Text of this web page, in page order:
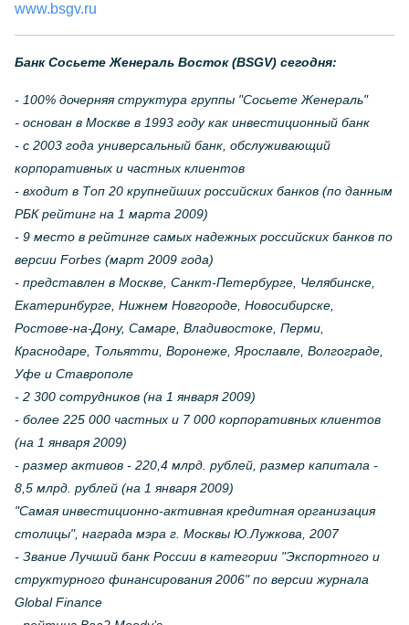
www.bsgv.ru
Банк Сосьете Женераль Восток (BSGV) сегодня:
- 100% дочерняя структура группы "Сосьете Женераль"
- основан в Москве в 1993 году как инвестиционный банк
- с 2003 года универсальный банк, обслуживающий
корпоративных и частных клиентов
- входит в Топ 20 крупнейших российских банков (по данным
РБК рейтинг на 1 марта 2009)
- 9 место в рейтинге самых надежных российских банков по
версии Forbes (март 2009 года)
- представлен в Москве, Санкт-Петербурге, Челябинске,
Екатеринбурге, Нижнем Новгороде, Новосибирске,
Ростове-на-Дону, Самаре, Владивостоке, Перми,
Краснодаре, Тольятти, Воронеже, Ярославле, Волгограде,
Уфе и Ставрополе
- 2 300 сотрудников (на 1 января 2009)
- более 225 000 частных и 7 000 корпоративных клиентов
(на 1 января 2009)
- размер активов - 220,4 млрд. рублей, размер капитала -
8,5 млрд. рублей (на 1 января 2009)
"Самая инвестиционно-активная кредитная организация
столицы", награда мэра г. Москвы Ю.Лужкова, 2007
- Звание Лучший банк России в категории "Экспортного и
структурного финансирования 2006" по версии журнала
Global Finance